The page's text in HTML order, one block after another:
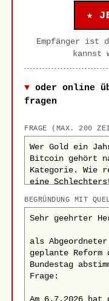
★
Empfänger ist
kannst
oder online
fragen
FRAGE (MAX. 200
BEGRÜNDUNG MIT